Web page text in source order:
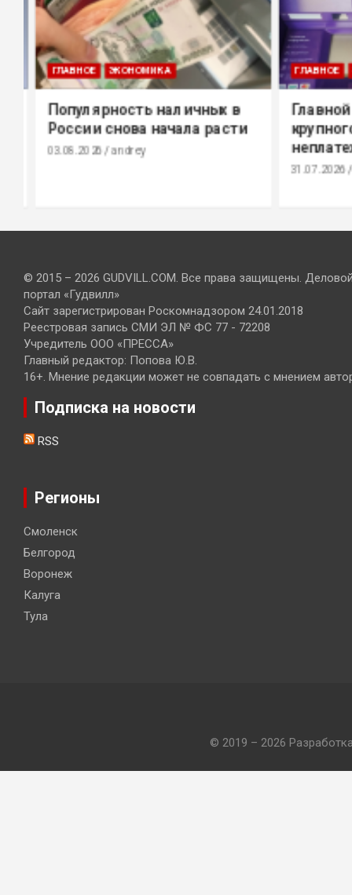
ГЛАВНОЕ ЭКОНОМИКА
Популярность наличных в
России снова начала расти
03.08.2026 andrey
ГЛАВНОЕ
Главной
31.07.2026
© 2015 – 2026 GUDVILL.COM. Все права защищены.
портал «Гудвилл»
Сайт зарегистрирован Роскомнадзором 24.01.2018
Реестровая запись СМИ ЭЛ № ФС 77 - 72208
Учредитель ООО «ПРЕССА»
Главный редактор: Попова Ю.В.
16+. Мнение редакции может не совпадать с мнением
Подписка на новости
RSS
Регионы
Смоленск
Белгород
Воронеж
Калуга
Тула
© 2019 – 2026